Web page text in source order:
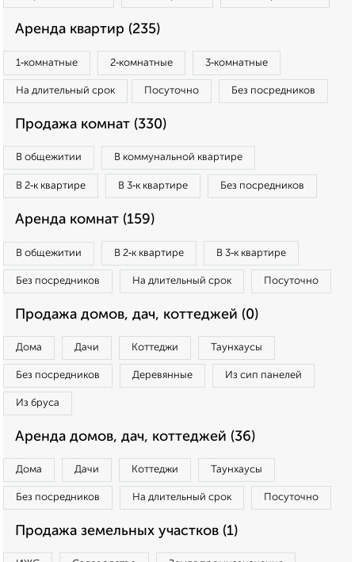
Аренда квартир (235)
1‑комнатные 2‑комнатные 3‑комнатные
На длительный срок Посуточно Без посредников
Продажа комнат (330)
В общежитии В коммунальной квартире
В 2‑к квартире В 3‑к квартире Без посредников
Аренда комнат (159)
В общежитии В 2‑к квартире В 3‑к квартире
Без посредников На длительный срок Посуточно
Продажа домов, дач, коттеджей (0)
Дома Дачи Коттеджи Таунхаусы
Без посредников Деревянные Из сип панелей
Из бруса
Аренда домов, дач, коттеджей (36)
Дома Дачи Коттеджи Таунхаусы
Без посредников На длительный срок Посуточно
Продажа земельных участков (1)